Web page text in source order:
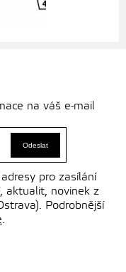
na váš e-mail
pro zasílání
aktualit, novinek z
Podrobnější
.